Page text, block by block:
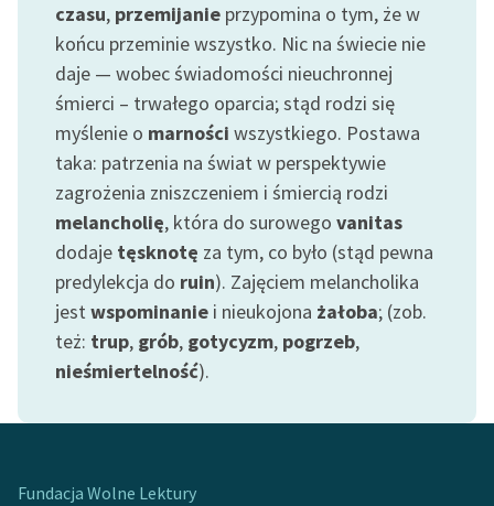
Ręce pełne poezji
Kolekcje edukacyjne
twórców przechodzących
do domeny publicznej,
lektur szkolnych oraz
Starego Testamentu
Odkurzamy bohaterów
Szkoła Poezji Wolnych
Lektur
O nas
Kontakt
O projekcie
czasu, przemijanie przypomina o tym, że w
końcu przeminie wszystko. Nic na świecie nie
daje — wobec świadomości nieuchronnej
śmierci – trwałego oparcia; stąd rodzi się
myślenie o marności wszystkiego. Postawa
taka: patrzenia na świat w perspektywie
zagrożenia zniszczeniem i śmiercią rodzi
melancholię, która do surowego vanitas
dodaje tęsknotę za tym, co było (stąd pewna
predylekcja do ruin). Zajęciem melancholika
jest wspominanie i nieukojona żałoba; (zob.
też: trup, grób, gotycyzm, pogrzeb,
nieśmiertelność).
Fundacja Wolne Lektury